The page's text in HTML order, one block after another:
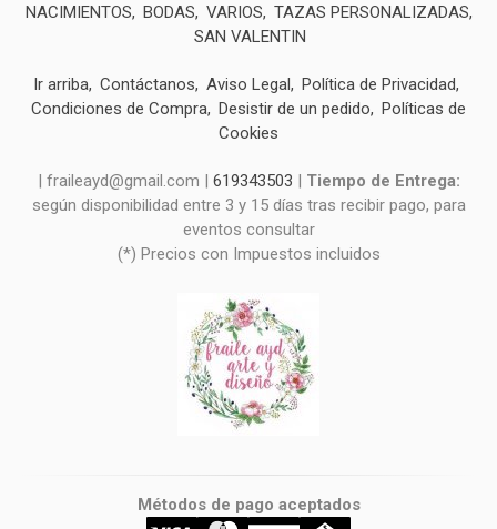
NACIMIENTOS
BODAS VARIOS
TAZAS PERSONALIZADAS
SAN VALENTIN
Ir arriba Contáctanos Aviso Legal
Política de Privacidad
Condiciones de Compra Desistir de un pedido
Políticas de
Cookies
| fraileayd@gmail.com | 619343503 | Tiempo de Entrega:
según disponibilidad entre 3 y 15 días tras recibir pago, para
eventos consultar
(*) Precios con Impuestos incluidos
Métodos de pago aceptados